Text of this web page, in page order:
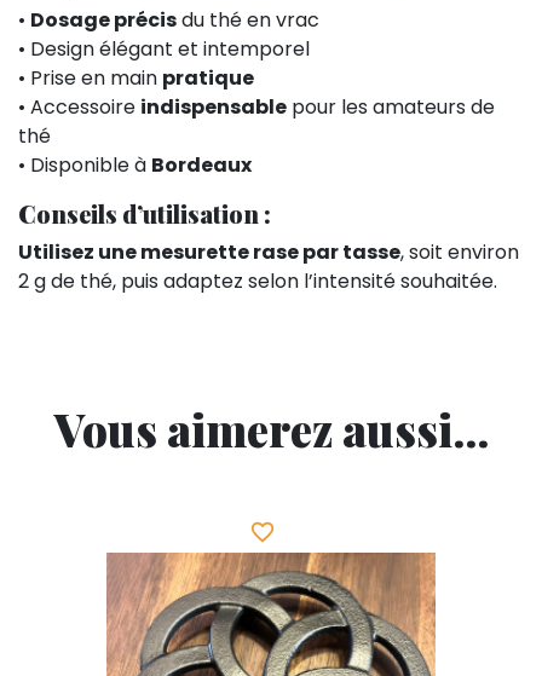
• Dosage précisdu thé en vrac
• Design élégant et intemporel
• Prise en main pratique
• Accessoire indispensable pour les amateurs de
thé
• Disponible à Bordeaux
Conseils d’utilisation :
Utilisez une mesurette rase par tasse, soit environ
2 g de thé, puis adaptez selon l’intensité souhaitée.
Vous aimerez aussi...
favorite_border